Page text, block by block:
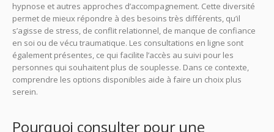
hypnose et autres approches d’accompagnement. Cette diversité
permet de mieux répondre à des besoins très différents, qu’il
s’agisse de stress, de conflit relationnel, de manque de confiance
en soi ou de vécu traumatique. Les consultations en ligne sont
également présentes, ce qui facilite l’accès au suivi pour les
personnes qui souhaitent plus de souplesse. Dans ce contexte,
comprendre les options disponibles aide à faire un choix plus
serein.
Pourquoi consulter pour une